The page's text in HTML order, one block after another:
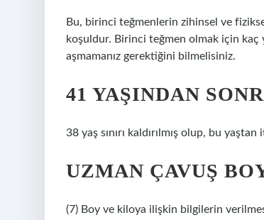
Bu, birinci teğmenlerin zihinsel ve
koşuldur. Birinci teğmen olmak için kaç
aşmamanız gerektiğini bilmelisiniz.
41 YAŞINDAN
38 yaş sınırı kaldırılmış olup, bu
UZMAN ÇAVUŞ
(7) Boy ve kiloya ilişkin bilgilerin